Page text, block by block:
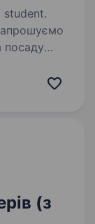
student.
посаду
(з